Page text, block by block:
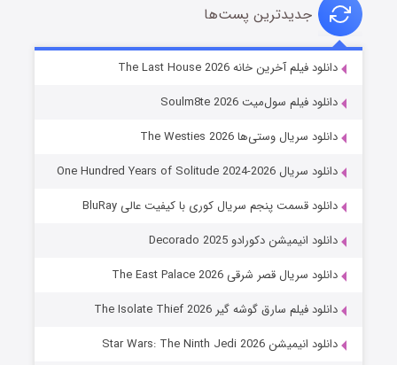
خاندان اژدها فصل ۳
جادوگری در مغولستان
قسمت۱۴ (زیرنویس) منتشر شد
جدیدترین پست‌ها
دانلود فیلم آخرین خانه The Last House 2026
دانلود فیلم سول‌میت Soulm8te 2026
دانلود سریال وستی‌ها The Westies 2026
دانلود سریال One Hundred Years of Solitude 2024-2026
دانلود قسمت پنجم سریال کوری با کیفیت عالی BluRay
دانلود انیمیشن دکورادو Decorado 2025
دانلود سریال قصر شرقی The East Palace 2026
دانلود فیلم سارق گوشه گیر The Isolate Thief 2026
دانلود انیمیشن Star Wars: The Ninth Jedi 2026